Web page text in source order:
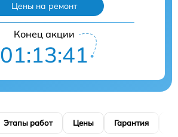
Цены на ремонт
Конец акции
01:13:39
Этапы работ Цены Гарантия